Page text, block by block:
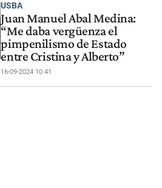
USBA
Juan Manuel Abal Medina:
“Me daba vergüenza el
pimpenilismo de Estado
entre Cristina y Alberto”
16-09-2024 10:41